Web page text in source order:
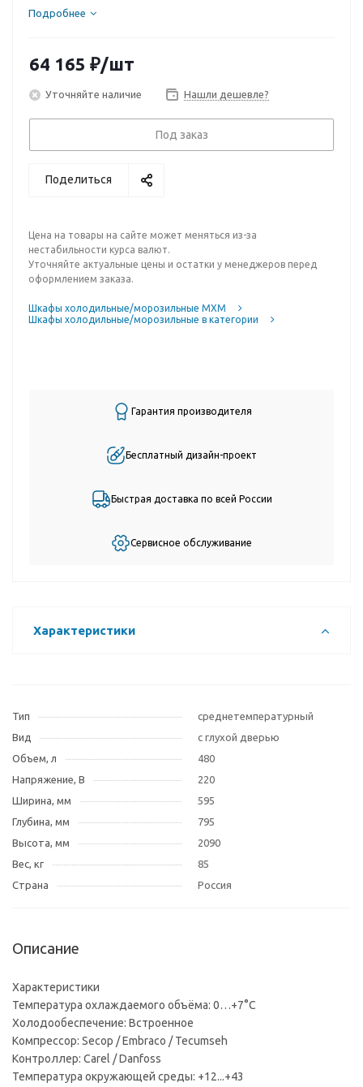
Подробнее
64 165 ₽/шт
Уточняйте наличие Нашли дешевле?
Под заказ
Поделиться
Цена на товары на сайте может меняться из-за
нестабильности курса валют.
Уточняйте актуальные цены и остатки у менеджеров перед
оформлением заказа.
Шкафы холодильные/морозильные МХМ
Шкафы холодильные/морозильные в категории
Гарантия производителя
Бесплатный дизайн-проект
Быстрая доставка по всей России
Сервисное обслуживание
Характеристики
Тип
среднетемпературный
Вид
с глухой дверью
Объем, л
480
Напряжение, В
220
Ширина, мм
595
Глубина, мм
795
Высота, мм
2090
Вес, кг
85
Страна
Россия
Описание
Характеристики
Температура охлаждаемого объёма: 0…+7°C
Холодообеспечение: Встроенное
Компрессор: Secop / Embraco / Tecumseh
Контроллер: Carel / Danfoss
Температура окружающей среды: +12...+43